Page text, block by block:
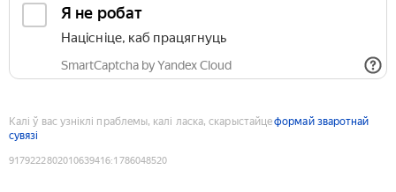
Я не робат
Націсніце, каб працягнуць
SmartCaptcha by Yandex Cloud
Калі ў вас узніклі праблемы, калі ласка, скарыстайцеформай зваротнай
сувязі
9179222802010639416:1786048520